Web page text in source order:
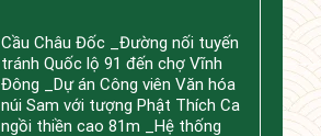
Cầu Châu Đốc _Đường nối tuyến
tránh Quốc lộ 91 đến chợ Vĩnh
Đông _Dự án Công viên Văn hóa
núi Sam với tượng Phật Thích Ca
ngồi thiền cao 81m _Hệ thống